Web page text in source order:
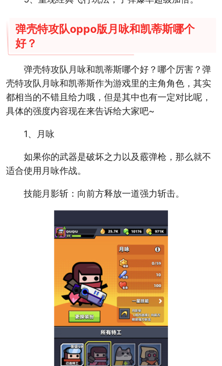
弹壳特攻队oppo版月咏和凯蒂斯哪个
好？
弹壳特攻队月咏和凯蒂斯哪个好？哪个厉害？弹
壳特攻队月咏和凯蒂斯作为游戏里的主角角色，其实
都相当的不错且给力哦，但是其中也有一定对比呢，
具体的强度内容现在来告诉给大家吧~
1、月咏
如果你的武器是破坏之力以及霰弹枪，那么就不
适合使用月咏作战。
技能月影斩：向前方释放一道强力斩击。